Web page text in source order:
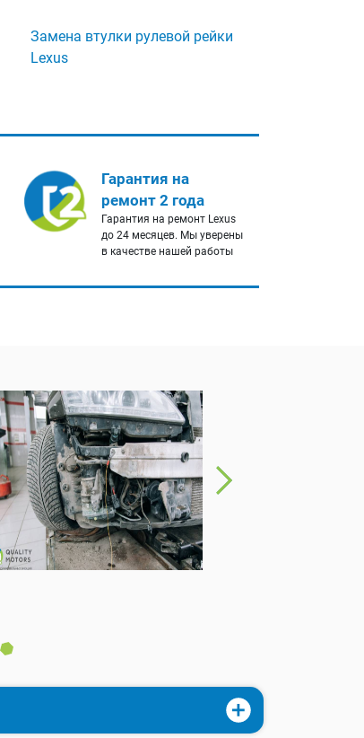
Замена втулки рулевой рейки
Lexus
Гарантия на
ремонт 2 года
Гарантия на ремонт Lexus
до 24 месяцев. Мы уверены
в качестве нашей работы